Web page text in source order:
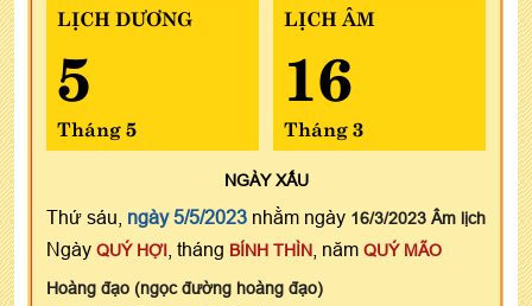
LỊCH DƯƠNG
5
Tháng 5
LỊCH ÂM
16
Tháng 3
NGÀYXẤU
Thứ sáu, ngày 5/5/2023 nhằm ngày 16/3/2023 Âm lịch
Ngày QUÝ HỢI , tháng BÍNH THÌN , năm QUÝ MÃO
Hoàng đạo (ngọc đường hoàng đạo)